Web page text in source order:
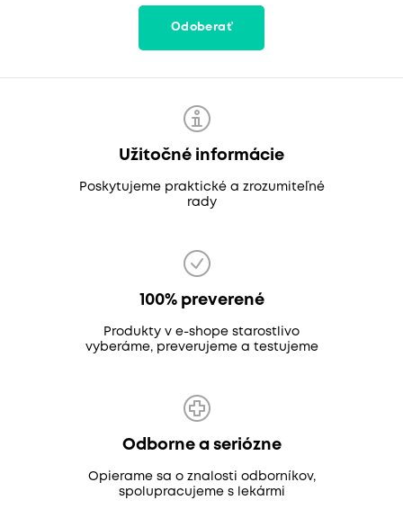
Odoberať
Užitočné informácie
Poskytujeme praktické a zrozumiteľné
rady
100% preverené
Produkty v e-shope starostlivo
vyberáme, preverujeme a testujeme
Odborne a seriózne
Opierame sa o znalosti odborníkov,
spolupracujeme s lekármi